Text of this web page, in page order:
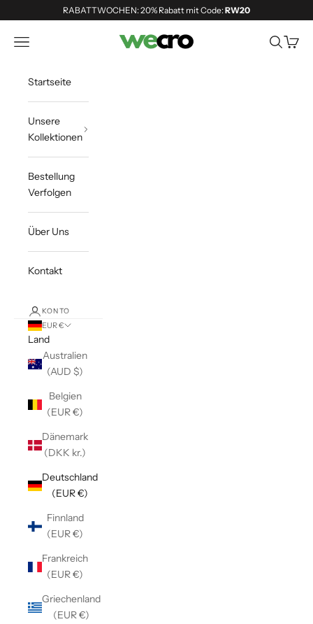
Zum Inhalt springenRABATTWOCHEN: 20% Rabatt mit Code:RW20
Shopwecro
Navigationsmenü öffnen Suche
Startseite
Unsere
Kollektionen
Bestellung
Verfolgen
Über Uns
Kontakt
KONTO
EUR €
Land
Australien
(AUD $)
Belgien
(EUR €)
Dänemark
(DKK kr.)
Deutschland
(EUR €)
Finnland
(EUR €)
Frankreich
(EUR €)
Griechenland
(EUR €)